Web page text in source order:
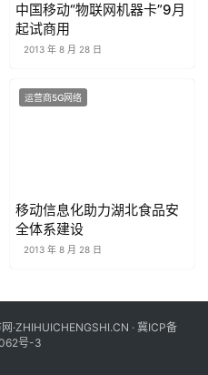
中国移动“物联网机器卡”9月
起试商用
2013 年 8 月 28 日
运营商5G网络
移动信息化助力湖北食品安
全体系建设
2013 年 8 月 28 日
· 冀ICP备
号-3